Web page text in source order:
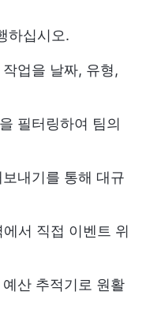
하십시오.
업을 날짜, 유형,
필터링하여 팀의
내기를 통해 대규
서 직접 이벤트 위
산 추적기로 원활